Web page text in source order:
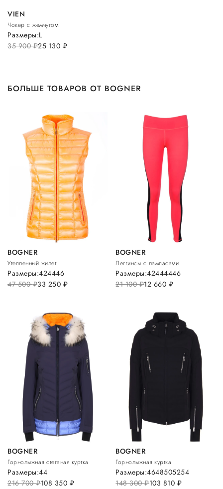
VIEN
Чокер с жемчугом
35 900руб.25 130 руб.
Размеры:L
БОЛЬШЕ ТОВАРОВ ОТ BOGNER
BOGNER
Утепленный жилет
47 500руб.33 250 руб.
Размеры:424446
BOGNER
Леггинсы с лампасами
21 100руб.12 660 руб.
Размеры:42444446
BOGNER
Горнолыжная стеганая куртка
216 700руб.108 350 руб.
Размеры:44
BOGNER
Горнолыжная куртка
148 300руб.103 810 руб.
Размеры:4648505254